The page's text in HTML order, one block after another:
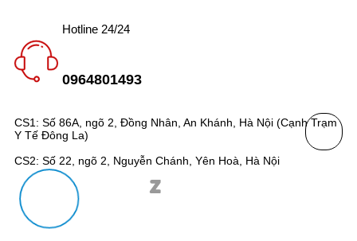
CS1: Số 86A, ngõ 2, Đồng Nhân, An Khánh, Hà Nội (Cạnh Trạm
Y Tế Đông La)
CS2: Số 22, ngõ 2, Nguyễn Chánh, Yên Hoà, Hà Nội
Hotline 24/24
0964801493